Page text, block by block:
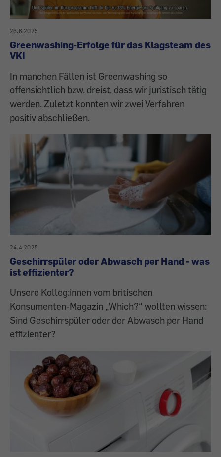
26.6.2025
Greenwashing-Erfolge für das Klagsteam des
VKI
In manchen Fällen ist Greenwashing so
offensichtlich bzw. dreist, dass wir juristisch tätig
werden. Zuletzt konnten wir zwei Verfahren
positiv abschließen.
24.4.2025
Geschirrspüler oder Abwasch per Hand - was
ist effizienter?
Unsere Kolleg:innen vom britischen
Konsumenten-Magazin „Which?“ wollten wissen:
Sind Geschirrspüler oder der Abwasch per Hand
effizienter?